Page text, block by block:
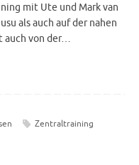
mit Ute und Mark van
als auch auf der nahen
auch von der…
Zentraltraining